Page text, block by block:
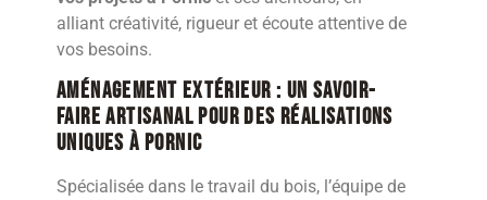
alliant créativité, rigueur et écoute attentive de
vos besoins.
Aménagement extérieur : Un savoir-
faire artisanal pour des réalisations
uniques à Pornic
Spécialisée dans le travail du bois, l’équipe de